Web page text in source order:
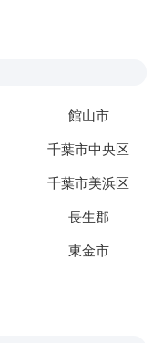
館山市
千葉市中央区
千葉市美浜区
長生郡
東金市